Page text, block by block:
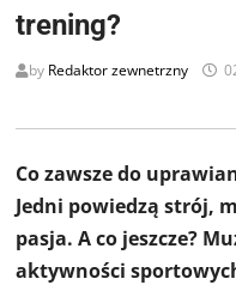
trening?
by Redaktor zewnetrzny
Co zawsze do
Jedni powiedzą strój,
pasja. A co jeszcze?
aktywności